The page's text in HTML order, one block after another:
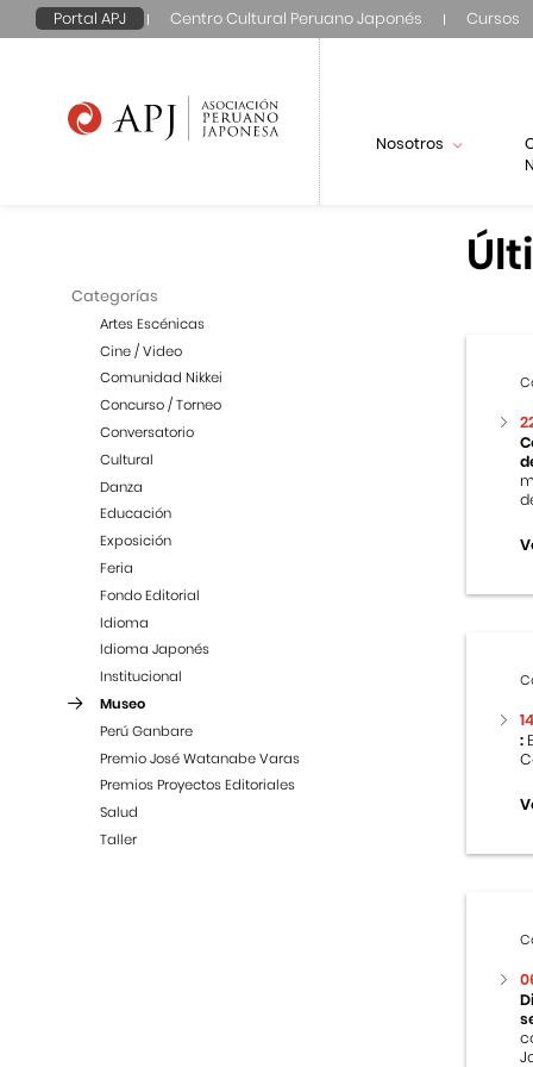
Portal APJ Centro Cultural Peruano Japonés Cursos
Nosotros
Categorías
Artes Escénicas
Cine / Video
Comunidad Nikkei
Concurso / Torneo
Conversatorio
Cultural
Danza
Educación
Exposición
Feria
Fondo Editorial
Idioma
Idioma Japonés
Institucional
Museo
Perú Ganbare
Premio José Watanabe Varas
Premios Proyectos Editoriales
Salud
Taller
: